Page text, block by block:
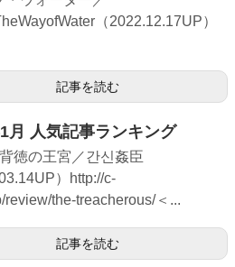
（2022.12.17UP）
記事を読む
月 人気記事ランキング
徳の王宮／간신姦臣
）http://c-
review/the-treacherous/＜...
記事を読む